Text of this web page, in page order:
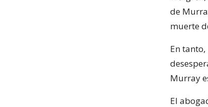
de
muerte
En
Murray
El